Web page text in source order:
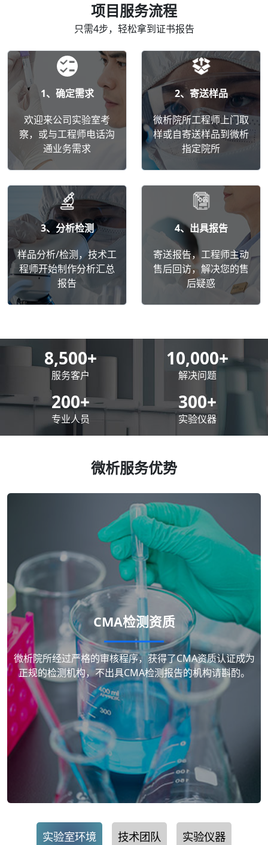
项目服务流程
只需4步，轻松拿到证书报告
1、确定需求
欢迎来公司实验室考
察，或与工程师电话沟
通业务需求
2、寄送样品
微析院所工程师上门取
样或自寄送样品到微析
指定院所
3、分析检测
样品分析/检测，技术工
程师开始制作分析汇总
报告
4、出具报告
寄送报告，工程师主动
售后回访，解决您的售
后疑惑
8,500+
服务客户
10,000+
解决问题
200+
专业人员
300+
实验仪器
微析服务优势
CMA检测资质
微析院所经过严格的审核程序，获得了CMA资质认证成为
正规的检测机构，不出具CMA检测报告的机构请斟酌。
实验室环境 技术团队 实验仪器